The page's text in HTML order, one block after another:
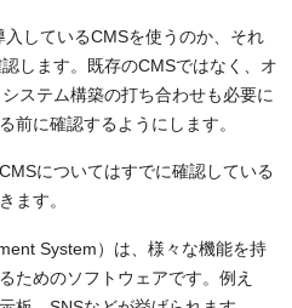
しているCMSを使うのか、それ
します。既存のCMSではなく、オ
ステム構築の打ち合わせも必要に
前に確認するようにします。
についてはすでに確認している
ます。
System）は、様々な機能を持
ためのソフトウェアです。例え